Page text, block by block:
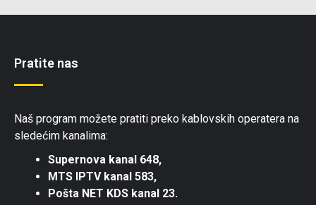
Pratite nas
Naš program možete pratiti preko kablovskih operatera na
sledećim kanalima:
Supernova kanal 648,
MTS IPTV kanal 583,
Pošta NET KDS kanal 23.